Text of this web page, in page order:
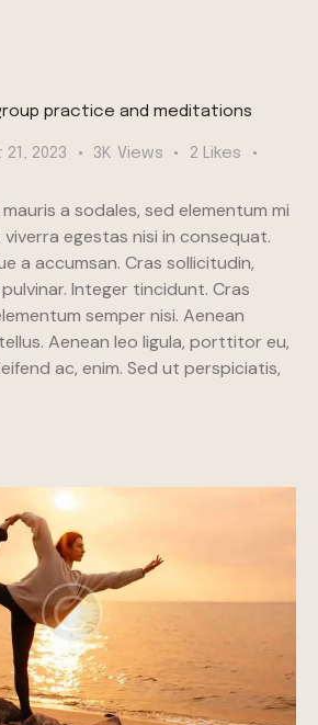
practice and meditations
2023 3K Views 2 Likes
a sodales, sed elementum mi
egestas nisi in consequat.
a accumsan. Cras sollicitudin,
Integer tincidunt. Cras
semper nisi. Aenean
Aenean leo ligula, porttitor eu,
ac, enim. Sed ut perspiciatis,